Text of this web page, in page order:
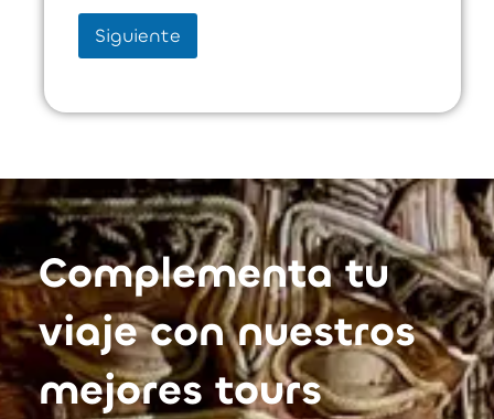
r
i
o
Siguiente
Complementa tu
viaje con nuestros
mejores tours